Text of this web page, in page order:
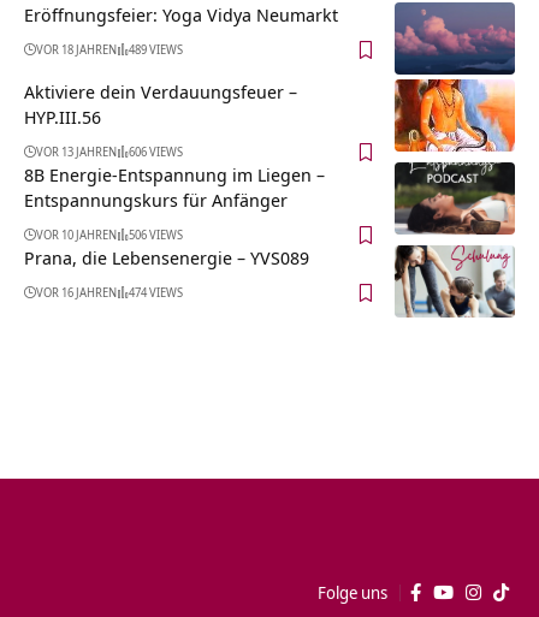
Eröffnungsfeier: Yoga Vidya Neumarkt
VOR 18 JAHREN 489 VIEWS
Aktiviere dein Verdauungsfeuer –
HYP.III.56
VOR 13 JAHREN 606 VIEWS
8B Energie-Entspannung im Liegen –
Entspannungskurs für Anfänger
VOR 10 JAHREN 506 VIEWS
Prana, die Lebensenergie – YVS089
VOR 16 JAHREN 474 VIEWS
Folge uns